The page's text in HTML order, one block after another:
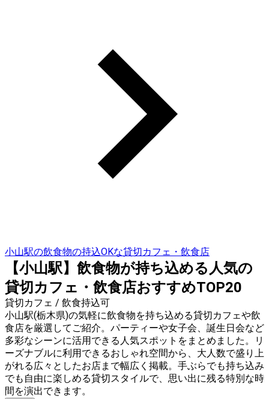
小山駅の飲食物の持込OKな貸切カフェ・飲食店
【小山駅】飲食物が持ち込める人気の
貸切カフェ・飲食店おすすめTOP20
貸切カフェ / 飲食持込可
小山駅(栃木県)の気軽に飲食物を持ち込める貸切カフェや飲
食店を厳選してご紹介。パーティーや女子会、誕生日会など
多彩なシーンに活用できる人気スポットをまとめました。リ
ーズナブルに利用できるおしゃれ空間から、大人数で盛り上
がれる広々としたお店まで幅広く掲載。手ぶらでも持ち込み
でも自由に楽しめる貸切スタイルで、思い出に残る特別な時
間を演出できます。